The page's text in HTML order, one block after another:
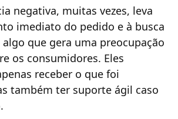
negativa, muitas vezes, leva
imediato do pedido e à busca
que gera uma preocupação
os consumidores. Eles
receber o que foi
também ter suporte ágil caso